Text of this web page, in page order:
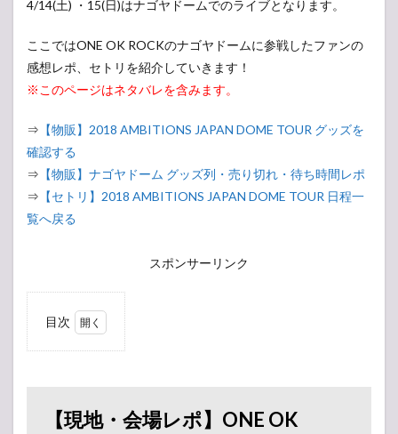
4/14(土) ・15(日)はナゴヤドームでのライブとなります。
ここではONE OK ROCKのナゴヤドームに参戦したファンの
感想レポ、セトリを紹介していきます！
※このページはネタバレを含みます。
⇒ 【物販】2018 AMBITIONS JAPAN DOME TOUR グッズを
確認する
⇒ 【物販】ナゴヤドーム グッズ列・売り切れ・待ち時間レポ
⇒ 【セトリ】2018 AMBITIONS JAPAN DOME TOUR 日程一
覧へ戻る
スポンサーリンク
目次
2018
AMBITIONS
【現地・会場レポ】ONE OK